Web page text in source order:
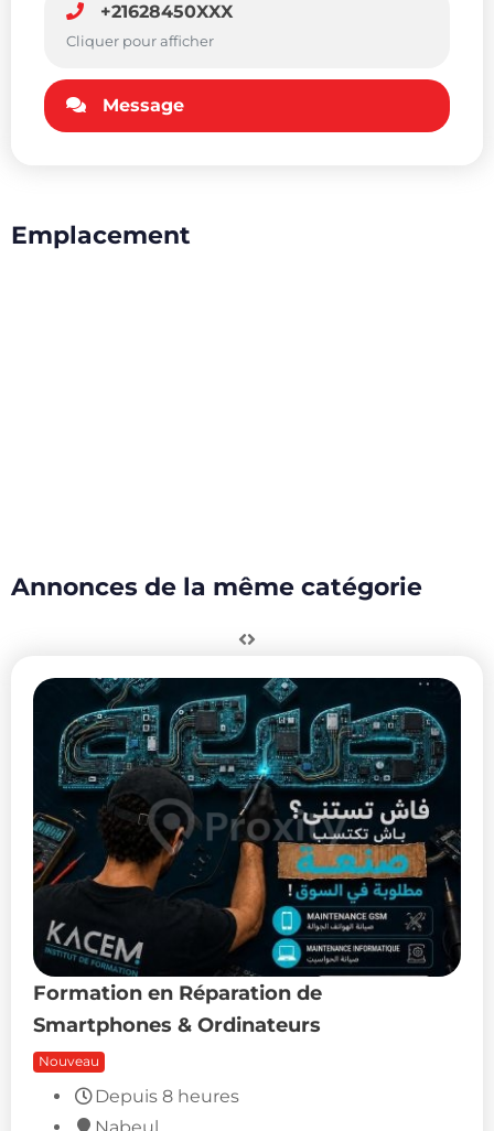
+21628450XXX
Cliquer pour afficher
Message
Emplacement
Annonces de la même catégorie
Formation en Réparation de
Smartphones & Ordinateurs
Nouveau
DT (Fixe)